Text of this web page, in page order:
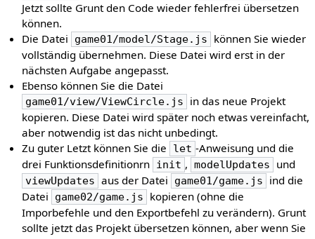
Jetzt sollte Grunt den Code wieder fehlerfrei übersetzen
können.
Die Datei
game01/model/Stage.js
können Sie wieder
vollständig übernehmen. Diese Datei wird erst in der
nächsten Aufgabe angepasst.
Ebenso können Sie die Datei
game01/view/ViewCircle.js
in das neue Projekt
kopieren. Diese Datei wird später noch etwas vereinfacht,
aber notwendig ist das nicht unbedingt.
Zu guter Letzt können Sie die
let -Anweisung und die
drei Funktionsdefinitionrn init , modelUpdates und
viewUpdates aus der Datei game01/game.js
ind die
Datei
game02/game.js
kopieren (ohne die
Imporbefehle und den Exportbefehl zu verändern). Grunt
sollte jetzt das Projekt übersetzen können, aber wenn Sie